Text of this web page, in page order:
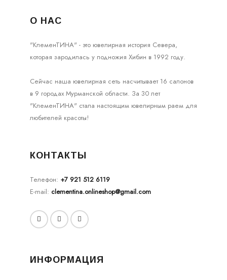
О НАС
"КлеменТИНА" - это ювелирная история Севера,
которая зародилась у подножия Хибин в 1992 году.
Сейчас наша ювелирная сеть насчитывает 16 салонов
в 9 городах Мурманской области. За 30 лет
"КлеменТИНА" стала настоящим ювелирным раем для
любителей красоты!
КОНТАКТЫ
Телефон: +7 921 512 6119
E-mail: clementina.onlineshop@gmail.com
ИНФОРМАЦИЯ